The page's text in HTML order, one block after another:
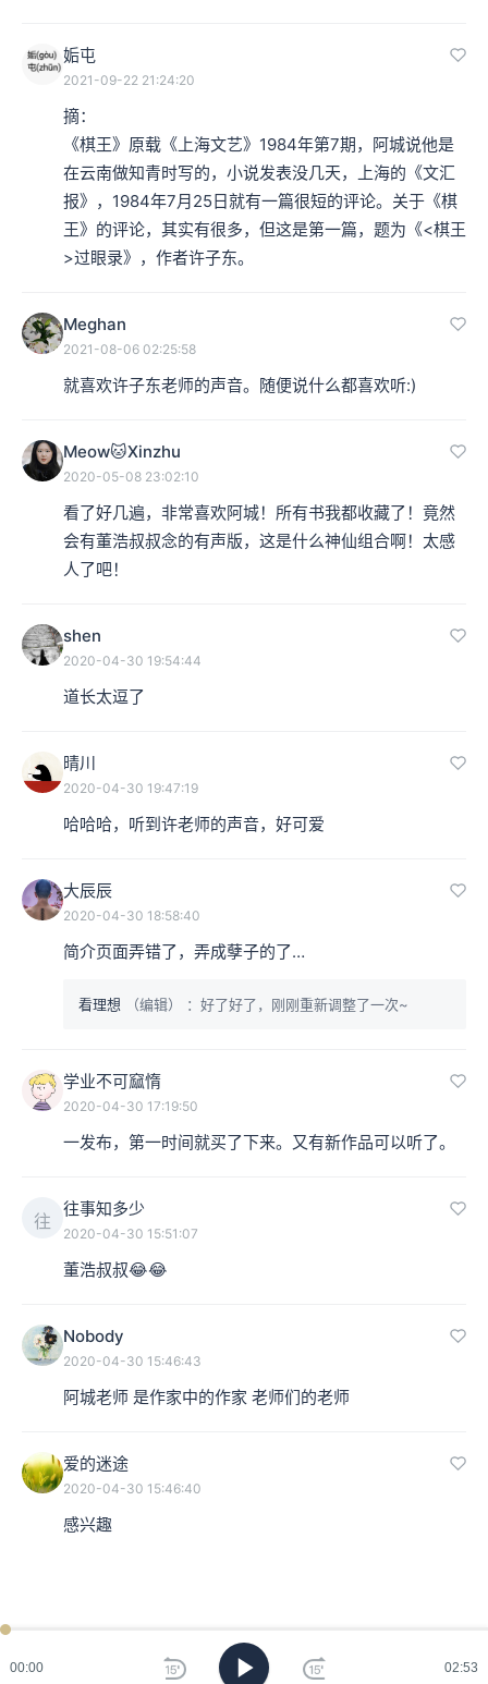
00:00 02:53
姤屯
2021-09-22 21:24:20
摘：
《棋王》原载《上海文艺》1984年第7期，阿城说他是
在云南做知青时写的，小说发表没几天，上海的《文汇
报》，1984年7月25日就有一篇很短的评论。关于《棋
王》的评论，其实有很多，但这是第一篇，题为《<棋王
>过眼录》，作者许子东。
Meghan
2021-08-06 02:25:58
就喜欢许子东老师的声音。随便说什么都喜欢听:)
Meow🐱Xinzhu
2020-05-08 23:02:10
看了好几遍，非常喜欢阿城！所有书我都收藏了！竟然
会有董浩叔叔念的有声版，这是什么神仙组合啊！太感
人了吧！
shen
2020-04-30 19:54:44
道长太逗了
晴川
2020-04-30 19:47:19
哈哈哈，听到许老师的声音，好可爱
大辰辰
2020-04-30 18:58:40
简介页面弄错了，弄成孽子的了…
看理想 （编辑） ：好了好了，刚刚重新调整了一次~
学业不可窳惰
2020-04-30 17:19:50
一发布，第一时间就买了下来。又有新作品可以听了。
往
往事知多少
2020-04-30 15:51:07
董浩叔叔😂😂
Nobody
2020-04-30 15:46:43
阿城老师 是作家中的作家 老师们的老师
爱的迷途
2020-04-30 15:46:40
感兴趣